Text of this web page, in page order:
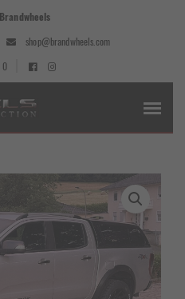
shop@brandwheels.com
0